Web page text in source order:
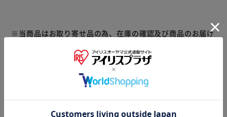
※当商品はお取り寄せ品の為、在庫の確認及び商品のお届け
また、商品がメーカーにて完売となっていた場合、キャンセ
ル又は注文内容の変更をお願いいたしております。
予めご了承くださいますようお願いいたします。